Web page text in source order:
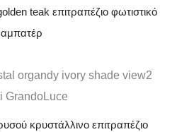
teak επιτραπέζιο φωτιστικό
κρυστάλλινο επιτραπέζιο